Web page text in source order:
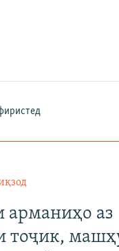
арманиҳо аз
тоҷик,